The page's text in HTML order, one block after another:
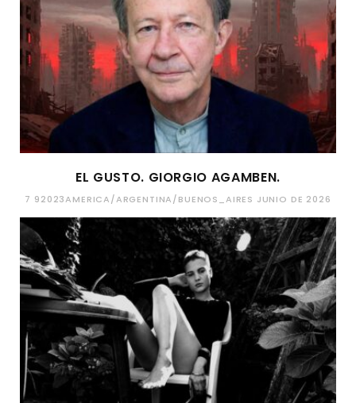
EL GUSTO. GIORGIO AGAMBEN.
7 92023AMERICA/ARGENTINA/BUENOS_AIRES JUNIO DE 2026